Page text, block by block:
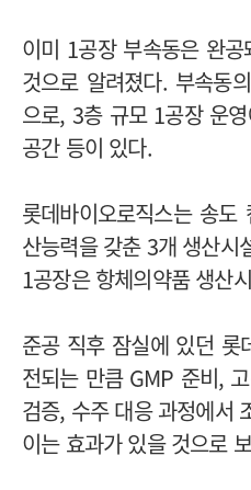
이미 1공장 부속동은 완
것으로 알려졌다. 부속동
으로, 3층 규모 1공장 운
공간 등이 있다.
롯데바이오로직스는 송
산능력을 갖춘 3개 생산시
1공장은 항체의약품 생산
준공 직후 잠실에 있던 롯
전되는 만큼 GMP 준비,
검증, 수주 대응 과정에서
이는 효과가 있을 것으로